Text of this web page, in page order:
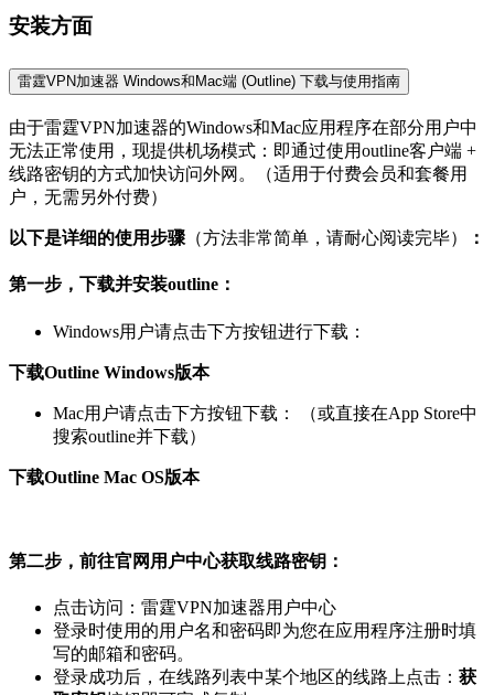
安装方面
雷霆VPN加速器 Windows和Mac端 (Outline) 下载与使用指南
由于雷霆VPN加速器的Windows和Mac应用程序在部分用户中
无法正常使用，现提供机场模式：即通过使用outline客户端 +
线路密钥的方式加快访问外网。（适用于付费会员和套餐用
户，无需另外付费）
以下是详细的使用步骤 （方法非常简单，请耐心阅读完毕） ：
第一步，下载并安装outline：
Windows用户请点击下方按钮进行下载：
下载Outline Windows版本
Mac用户请点击下方按钮下载： （或直接在App Store中
搜索outline并下载）
下载Outline Mac OS版本
第二步，前往官网用户中心获取线路密钥：
点击访问：雷霆VPN加速器用户中心
登录时使用的用户名和密码即为您在应用程序注册时填
写的邮箱和密码。
登录成功后，在线路列表中某个地区的线路上点击： 获